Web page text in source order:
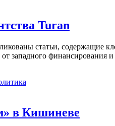
Turan
статьи, содержащие
от западного
в Кишиневе